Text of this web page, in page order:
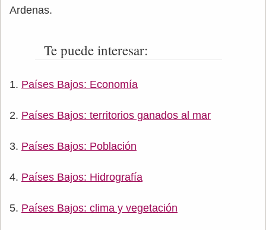
Ardenas.
Te puede interesar:
Países Bajos: Economía
Países Bajos: territorios ganados al mar
Países Bajos: Población
Países Bajos: Hidrografía
Países Bajos: clima y vegetación